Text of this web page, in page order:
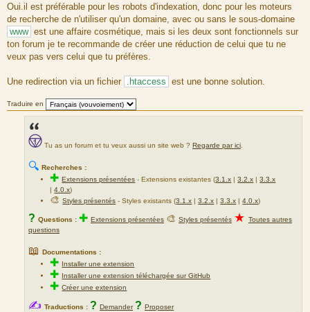
g
e
Oui.il est préférable pour les robots d'indexation, donc pour les moteurs
de recherche de n'utiliser qu'un domaine, avec ou sans le sous-domaine
www est une affaire cosmétique, mais si les deux sont fonctionnels sur
ton forum je te recommande de créer une réduction de celui que tu ne
veux pas vers celui que tu préfères.
Une redirection via un fichier .htaccess est une bonne solution.
Traduire en
Tu as un forum et tu veux aussi un site web ? Regarde par ici
🔍 Recherches :
✚Extensions présentées -Extensions existantes (3.1.x |3.2.x |3.3.x
|4.0.x)
🎨Styles présentés - Styles existants (3.1.x |3.2.x |3.3.x |4.0.x)
? Questions : ✚ Extensions présentées 🎨 Styles présentés ★ Toutes autres
questions
📖 Documentations :
✚ Installer une extension
✚ Installer une extension téléchargée sur GitHub
✚Créer une extension
✍ Traductions : ? Demander ? Proposer